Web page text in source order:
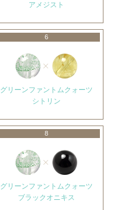
アメジスト
6
グリーンファントムクォーツ
シトリン
8
グリーンファントムクォーツ
ブラックオニキス